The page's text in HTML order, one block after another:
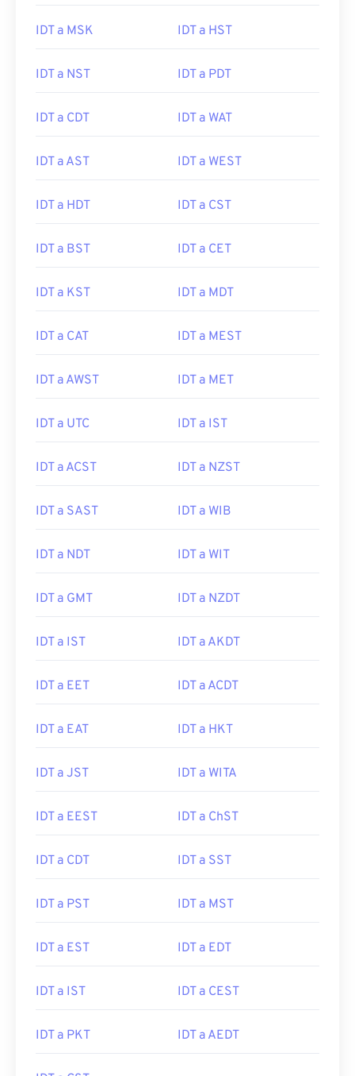
IDT a MSK IDT a HST
IDT a NST IDT a PDT
IDT a CDT IDT a WAT
IDT a AST IDT a WEST
IDT a HDT IDT a CST
IDT a BST IDT a CET
IDT a KST IDT a MDT
IDT a CAT IDT a MEST
IDT a AWST IDT a MET
IDT a UTC IDT a IST
IDT a ACST IDT a NZST
IDT a SAST IDT a WIB
IDT a NDT IDT a WIT
IDT a GMT IDT a NZDT
IDT a IST IDT a AKDT
IDT a EET IDT a ACDT
IDT a EAT IDT a HKT
IDT a JST IDT a WITA
IDT a EEST IDT a ChST
IDT a CDT IDT a SST
IDT a PST IDT a MST
IDT a EST IDT a EDT
IDT a IST IDT a CEST
IDT a PKT IDT a AEDT